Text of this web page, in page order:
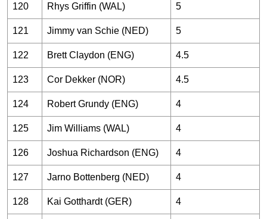
120 Rhys Griffin (WAL) 5
121 Jimmy van Schie (NED) 5
122 Brett Claydon (ENG) 4.5
123 Cor Dekker (NOR) 4.5
124 Robert Grundy (ENG) 4
125 Jim Williams (WAL) 4
126 Joshua Richardson (ENG) 4
127 Jarno Bottenberg (NED) 4
128 Kai Gotthardt (GER) 4